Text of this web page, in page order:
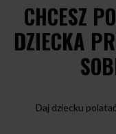
CHCESZ
DZIECKA
Daj dziecku